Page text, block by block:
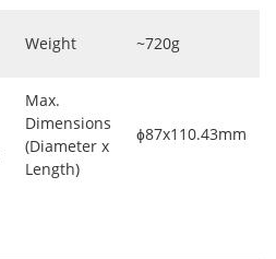
Weight ~720g
Max.
Dimensions
(Diameter x
Length)
ɸ87x110.43mm